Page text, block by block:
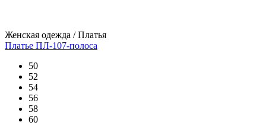
Женская одежда / Платья
Платье ПЛ-107-полоса
50
52
54
56
58
60